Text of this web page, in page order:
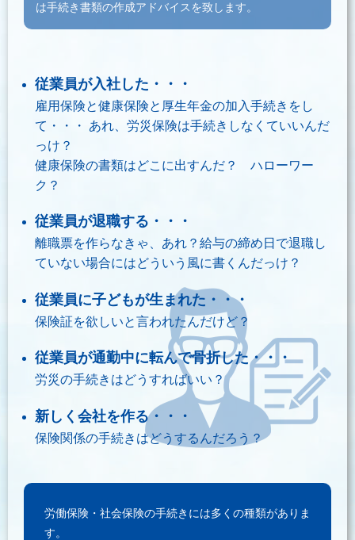
は手続き書類の作成アドバイスを致します。
従業員が入社した・・・
雇用保険と健康保険と厚生年金の加入手続きをし
て・・・ あれ、労災保険は手続きしなくていいんだ
っけ？
健康保険の書類はどこに出すんだ？ ハローワー
ク？
従業員が退職する・・・
離職票を作らなきゃ、あれ？給与の締め日で退職し
ていない場合にはどういう風に書くんだっけ？
従業員に子どもが生まれた・・・
保険証を欲しいと言われたんだけど？
従業員が通勤中に転んで骨折した・・・
労災の手続きはどうすればいい？
新しく会社を作る・・・
保険関係の手続きはどうするんだろう？
労働保険・社会保険の手続きには多くの種類がありま
す。